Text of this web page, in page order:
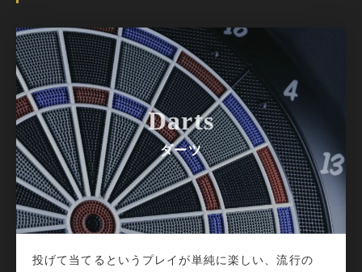
Darts
ダーツ
投げて当てるというプレイが単純に楽しい、流行の